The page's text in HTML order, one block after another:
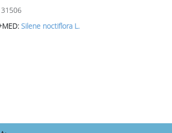
31506
Silene noctiflora L.